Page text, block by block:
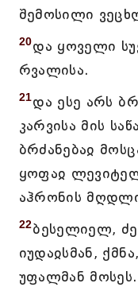
შემოსილი
20და ყოველი
რვალისა.
21და ესე არს
კარვისა მის
ბრძანებაჲ
ყოფაჲ
აჰრონის
22ბესელიელ,
იუდაჲსმან,
უფალმან მოსეს.